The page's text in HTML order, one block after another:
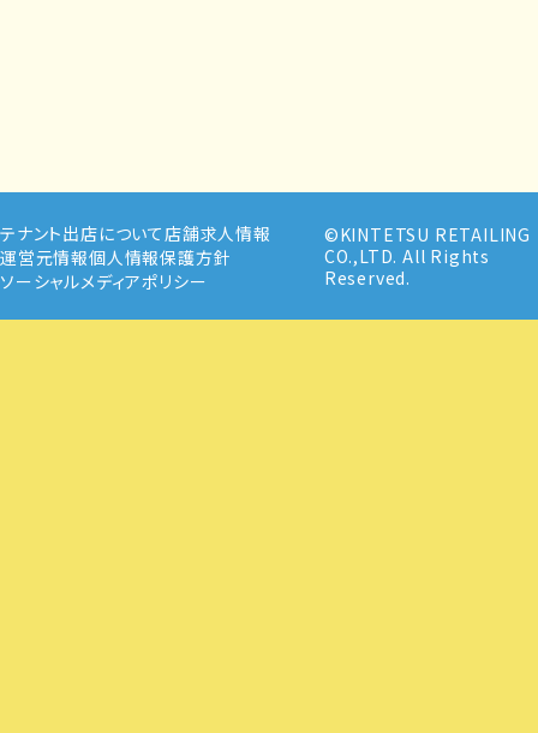
テナント出店について店舗求人情報
運営元情報個人情報保護方針
ソーシャルメディアポリシー
©KINTETSU RETAILING
CO.,LTD. All Rights
Reserved.